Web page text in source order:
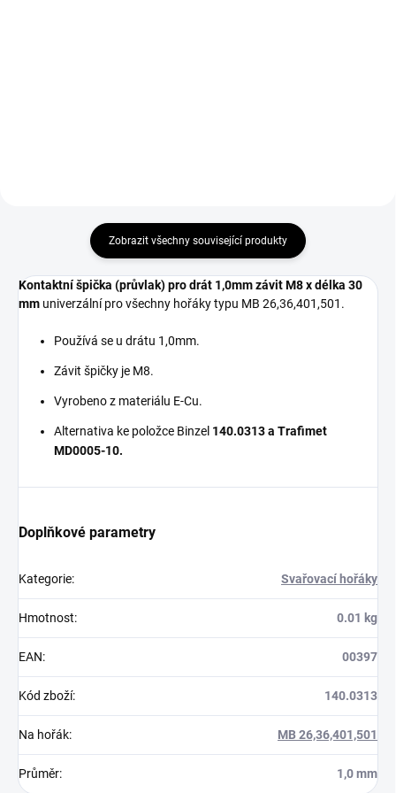
Zobrazit všechny související produkty
Kontaktní špička (průvlak)pro drát 1,0mm závit M8 x délka 30
mm univerzální pro všechny hořáky typu MB 26,36,401,501 .
Používá se u drátu 1,0mm.
Závit špičky je M8.
Vyrobeno z materiálu E-Cu.
Alternativa ke položce Binzel 140.0313 a Trafimet
MD0005-10.
Doplňkové parametry
Kategorie: Svařovací hořáky
Hmotnost: 0.01 kg
EAN: 00397
Kód zboží: 140.0313
Na hořák: MB 26,36,401,501
Průměr: 1,0 mm